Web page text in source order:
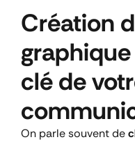
Création
clé de
On parle souvent de